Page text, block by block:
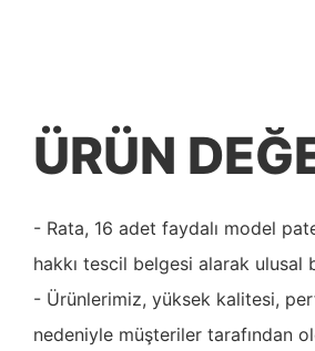
ÜRÜN
- Rata, 16 adet faydalı model
hakkı tescil belgesi alarak ulusal
- Ürünlerimiz, yüksek kalitesi,
nedeniyle müşteriler tarafından